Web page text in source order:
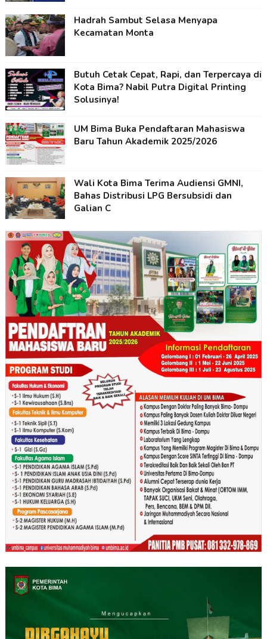
Hadrah Sambut Selasa Menyapa
Kecamatan Monta
Butuh Cetak Cepat, Rapi, dan Terpercaya di
Kota Bima? Nabil Putra Digital Printing
Solusinya!
UM Bima Buka Pendaftaran Mahasiswa
Baru Tahun Akademik 2025/2026
Wali Kota Bima Terima Audiensi GMNI,
Bahas Distribusi LPG Bersubsidi dan
Galian C